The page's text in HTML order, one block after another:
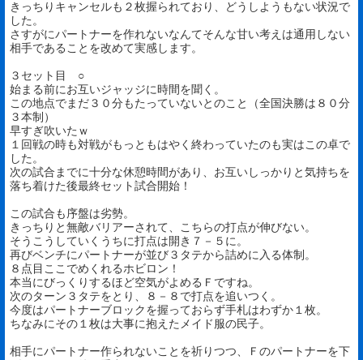
きっちりキャンセルも２枚握られており、どうしようもない状況で
した。
さすがにパートナーを作れないなんてそんな甘い考えは通用しない
相手であることを改めて実感します。
３セット目 ○
始まる前にお互いジャッジに時間を聞く。
この地点でまだ３０分もたっていないとのこと（全国決勝は８０分
３本制）
早すぎ吹いたｗ
１回戦の時も対戦がもっともはやく終わっていたのも実はこの卓で
した。
次の試合までに十分な休憩時間があり、お互いしっかりと気持ちを
落ち着けた後最終セット試合開始！
この試合も序盤は劣勢。
きっちりと無敵バリアーされて、こちらの打点が伸びない。
そうこうしていくうちに打点は開き７－５に。
再びベンチにパートナーが並び３タテから詰めに入る体制。
８点目ここでめくれるホビロン！
本当にびっくりするほど空気がよめるＦですね。
次のターン３タテをとり、８－８で打点を追いつく。
今度はパートナーブロックを握っておらず手札はわずか１枚。
ちなみにその１枚は大事に抱えたメイド服の民子。
相手にパートナー作られないことを祈りつつ、Ｆのパートナーを下